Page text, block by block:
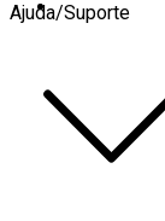
Ajuda/Suporte